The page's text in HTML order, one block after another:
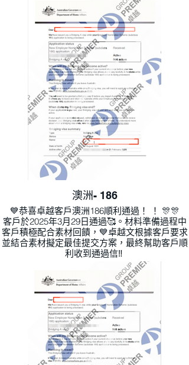
澳洲- 186
💙恭喜卓越客戶澳洲186順利通過！ ！ 🎊🎊
客戶於2025年3月29日通過🥰。材料準備過程中
客戶積極配合素材回饋，💙卓越文根據客戶要求
並結合素材擬定最佳提交方案，最終幫助客戶順
利收到通過信‼ ️